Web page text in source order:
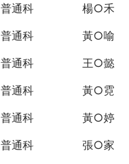
普通科
楊○禾
普通科
黃○喻
普通科
王○懿
普通科
黃○霓
普通科
黃○婷
普通科
張○家